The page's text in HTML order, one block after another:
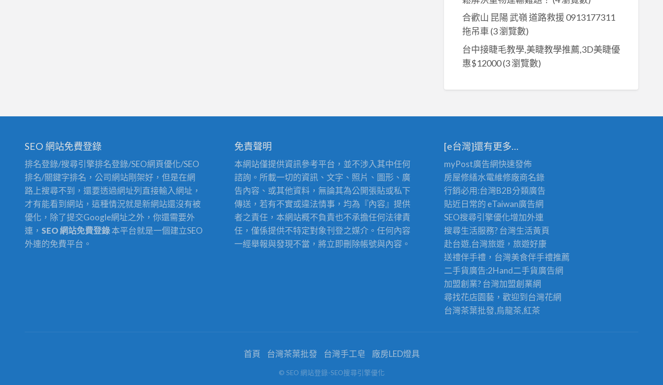
合歡山 昆陽 武嶺 道路救援 0913177311
拖吊車(3 瀏覽數)
台中接睫毛教學,美睫教學推薦,3D美睫優
惠$12000(3 瀏覽數)
SEO 網站免費登錄
排名登錄/搜尋引擎排名登錄/SEO網頁優化/SEO
排名/關鍵字排名，公司網站剛架好，但是在網
路上搜尋不到，還要透過網址列直接輸入網址，
才有能看到網站，這種情況就是新網站還沒有被
優化，除了提交Google網址之外，你還需要外
連，SEO 網站免費登錄本平台就是一個建立SEO
外連的免費平台。
免責聲明
本網站僅提供資訊參考平台，並不涉入其中任何
諮詢。所載一切的資訊、文字、照片、圖形、廣
告內容、或其他資料，無論其為公開張貼或私下
傳送，若有不實或違法情事，均為『內容』提供
者之責任，本網站概不負責也不承擔任何法律責
任，僅係提供不特定對象刊登之媒介。任何內容
一經舉報與發現不當，將立即刪除帳號與內容。
[e台灣]還有更多…
myPost廣告網快速發佈
房屋修繕水電維修廠商名錄
行銷必用:台灣B2B分類廣告
貼近日常的 eTaiwan廣告網
SEO搜尋引擎優化增加外連
搜尋生活服務? 台灣生活黃頁
赴台遊,台灣旅遊 ，旅遊好康
送禮伴手禮，台灣美食伴手禮推薦
二手貨廣告:2Hand二手貨廣告網
加盟創業? 台灣加盟創業網
尋找花店園藝，歡迎到台灣花網
台灣茶葉批發,烏龍茶,紅茶
首頁 台灣茶葉批發 台灣手工皂 廠房LED燈具
© SEO 網站登錄-SEO搜尋引擎優化